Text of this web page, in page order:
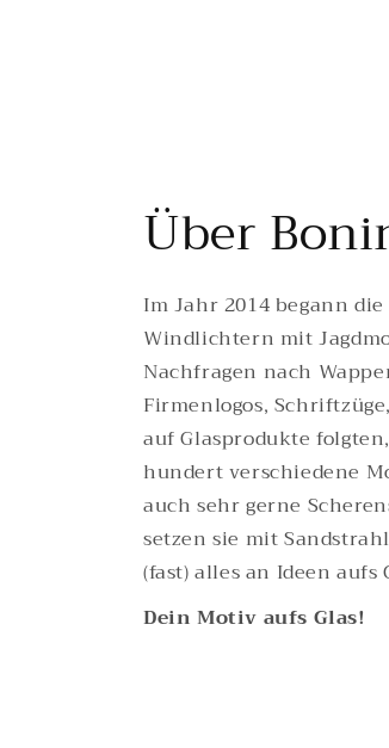
Über
Im Jahr 2014 begann
Windlichtern mit
Nachfragen nach
Firmenlogos,
auf Glasprodukte
hundert verschiedene
auch sehr gerne
setzen sie mit
(fast) alles an Ideen aufs
Dein Motiv aufs Glas!